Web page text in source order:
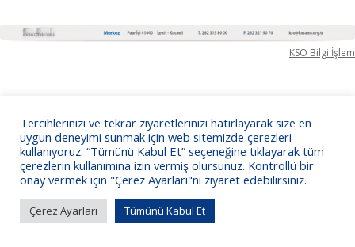
KSO Bilgi İşlem
Tercihlerinizi ve tekrar ziyaretlerinizi hatırlayarak size en
uygun deneyimi sunmak için web sitemizde çerezleri
kullanıyoruz. “Tümünü Kabul Et” seçeneğine tıklayarak tüm
çerezlerin kullanımına izin vermiş olursunuz. Kontrollü bir
onay vermek için "Çerez Ayarları"nı ziyaret edebilirsiniz.
Çerez Ayarları Tümünü Kabul Et